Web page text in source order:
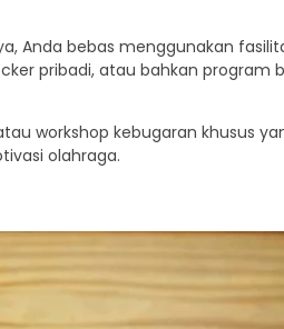
Anda bebas menggunakan
pribadi, atau bahkan program
workshop kebugaran khusus
olahraga.